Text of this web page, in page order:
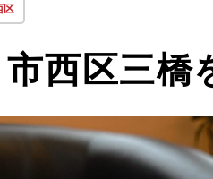
区
西区三橋